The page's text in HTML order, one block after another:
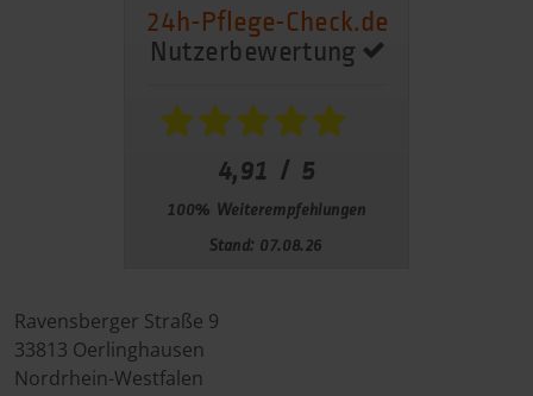
Ravensberger Straße 9
33813 Oerlinghausen
Nordrhein-Westfalen